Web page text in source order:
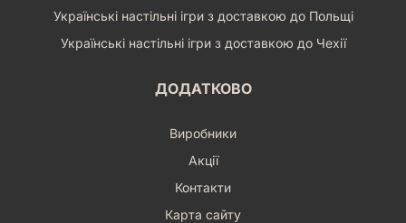
Українські настільні ігри з доставкою до Польщі
Українські настільні ігри з доставкою до Чехії
ДОДАТКОВО
Виробники
Акції
Контакти
Карта сайту